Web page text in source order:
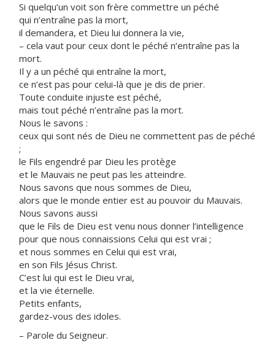
Si quelqu’un voit son frère commettre un péché
qui n’entraîne pas la mort,
il demandera, et Dieu lui donnera la vie,
– cela vaut pour ceux dont le péché n’entraîne pas la
mort.
Il y a un péché qui entraîne la mort,
ce n’est pas pour celui-là que je dis de prier.
Toute conduite injuste est péché,
mais tout péché n’entraîne pas la mort.
Nous le savons :
ceux qui sont nés de Dieu ne commettent pas de péché
;
le Fils engendré par Dieu les protège
et le Mauvais ne peut pas les atteindre.
Nous savons que nous sommes de Dieu,
alors que le monde entier est au pouvoir du Mauvais.
Nous savons aussi
que le Fils de Dieu est venu nous donner l’intelligence
pour que nous connaissions Celui qui est vrai ;
et nous sommes en Celui qui est vrai,
en son Fils Jésus Christ.
C’est lui qui est le Dieu vrai,
et la vie éternelle.
Petits enfants,
gardez-vous des idoles.
– Parole du Seigneur.